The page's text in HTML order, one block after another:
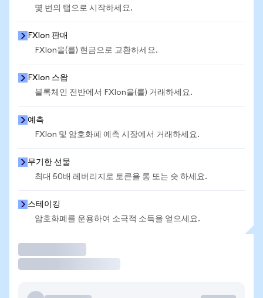
몇 번의 탭으로 시작하세요.
FXIon 판매
FXIon을(를) 현금으로 교환하세요.
FXIon 스왑
블록체인 전반에서 FXIon을(를) 거래하세요.
예측
FXIon 및 암호화폐 예측 시장에서 거래하세요.
무기한 선물
최대 50배 레버리지로 토큰을 롱 또는 숏 하세요.
스테이킹
암호화폐를 운용하여 소극적 소득을 얻으세요.